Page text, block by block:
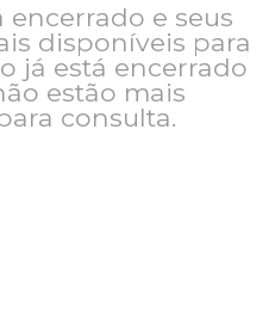
encerrado e seus
disponíveis para
já está encerrado
estão mais
consulta.